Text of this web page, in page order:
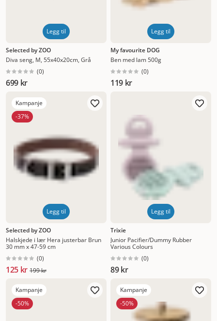
Legg til
Selected by ZOO
Diva seng, M, 55x40x20cm, Grå
(0)
699 kr
Legg til
My favourite DOG
Ben med lam 500g
(0)
119 kr
Kampanje
-37%
Legg til
Selected by ZOO
Halskjede i lær Hera justerbar Brun
30 mm x 47-59 cm
(0)
125 kr 199 kr
Legg til
Trixie
Junior Pacifier/Dummy Rubber
Various Colours
(0)
89 kr
Kampanje
-50%
Kampanje
-50%